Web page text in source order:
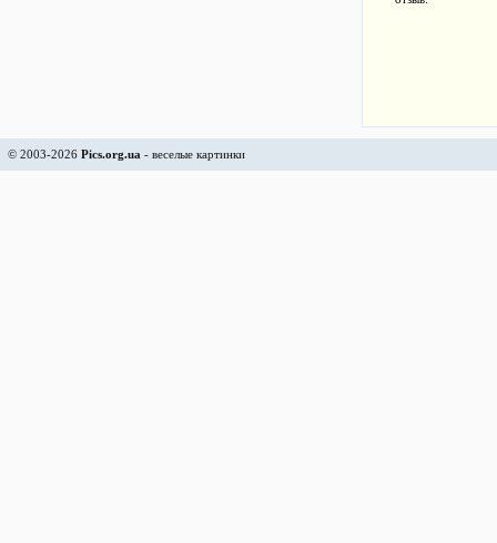
© 2003-2026 Pics.org.ua - веселые картинки